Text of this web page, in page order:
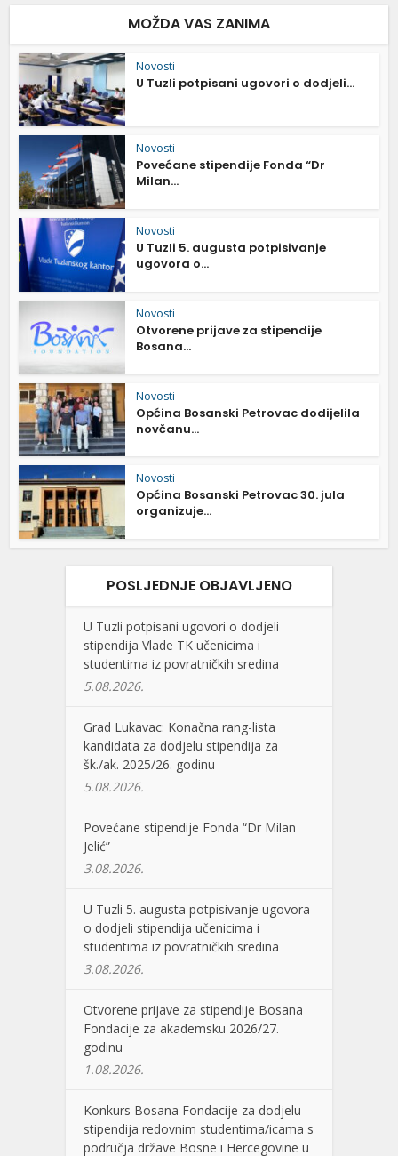
MOŽDA VAS ZANIMA
Novosti
U Tuzli potpisani ugovori o dodjeli...
Novosti
Povećane stipendije Fonda “Dr
Milan...
Novosti
U Tuzli 5. augusta potpisivanje
ugovora o...
Novosti
Otvorene prijave za stipendije
Bosana...
Novosti
Općina Bosanski Petrovac dodijelila
novčanu...
Novosti
Općina Bosanski Petrovac 30. jula
organizuje...
POSLJEDNJE OBJAVLJENO
U Tuzli potpisani ugovori o dodjeli
stipendija Vlade TK učenicima i
studentima iz povratničkih sredina
5.08.2026.
Grad Lukavac: Konačna rang-lista
kandidata za dodjelu stipendija za
šk./ak. 2025/26. godinu
5.08.2026.
Povećane stipendije Fonda “Dr Milan
Jelić”
3.08.2026.
U Tuzli 5. augusta potpisivanje ugovora
o dodjeli stipendija učenicima i
studentima iz povratničkih sredina
3.08.2026.
Otvorene prijave za stipendije Bosana
Fondacije za akademsku 2026/27.
godinu
1.08.2026.
Konkurs Bosana Fondacije za dodjelu
stipendija redovnim studentima/icama s
područja države Bosne i Hercegovine u